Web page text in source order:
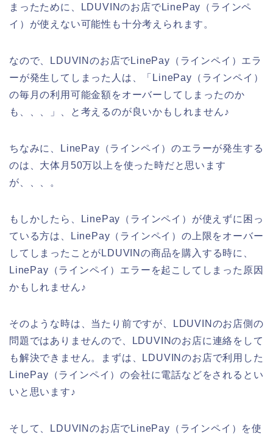
まったために、LDUVINのお店でLinePay（ラインペ
イ）が使えない可能性も十分考えられます。
なので、LDUVINのお店でLinePay（ラインペイ）エラ
ーが発生してしまった人は、「LinePay（ラインペイ）
の毎月の利用可能金額をオーバーしてしまったのか
も、、、」、と考えるのが良いかもしれません♪
ちなみに、LinePay（ラインペイ）のエラーが発生する
のは、大体月50万以上を使った時だと思います
が、、、。
もしかしたら、LinePay（ラインペイ）が使えずに困っ
ている方は、LinePay（ラインペイ）の上限をオーバー
してしまったことがLDUVINの商品を購入する時に、
LinePay（ラインペイ）エラーを起こしてしまった原因
かもしれません♪
そのような時は、当たり前ですが、LDUVINのお店側の
問題ではありませんので、LDUVINのお店に連絡をして
も解決できません。まずは、LDUVINのお店で利用した
LinePay（ラインペイ）の会社に電話などをされるとい
いと思います♪
そして、LDUVINのお店でLinePay（ラインペイ）を使